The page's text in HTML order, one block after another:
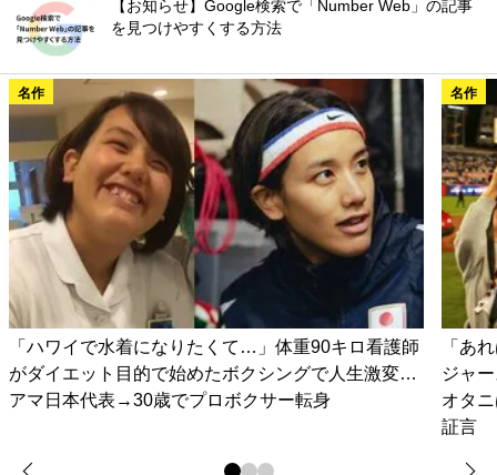
【お知らせ】Google検索で「Number Web」の記事
を見つけやすくする方法
名作
「ハワイで水着になりたくて…」体重90キロ看護師
がダイエット目的で始めたボクシングで人生激変…
アマ日本代表→30歳でプロボクサー転身
名作
「あ
ジャ
オタ
証言